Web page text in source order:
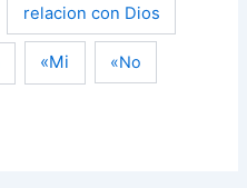
relacion con Dios
«Mi «No